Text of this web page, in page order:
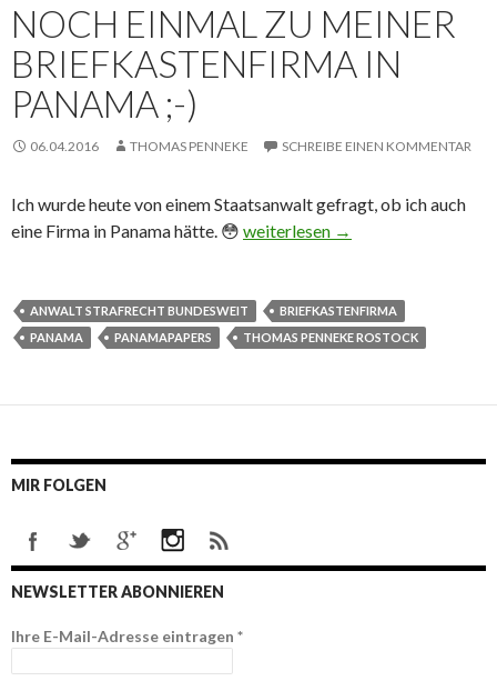
NOCH EINMAL ZU MEINER
BRIEFKASTENFIRMA IN
PANAMA ;-)
06.04.2016 THOMAS PENNEKE SCHREIBE EINEN KOMMENTAR
Ich wurde heute von einem Staatsanwalt gefragt, ob ich auch
eine Firma in Panama hätte. 😳 Noch einmal zu meiner
weiterlesen →
ANWALT STRAFRECHT BUNDESWEIT
BRIEFKASTENFIRMA
PANAMA
PANAMAPAPERS THOMAS PENNEKE ROSTOCK
MIR FOLGEN
NEWSLETTER ABONNIEREN
Ihre E-Mail-Adresse eintragen *